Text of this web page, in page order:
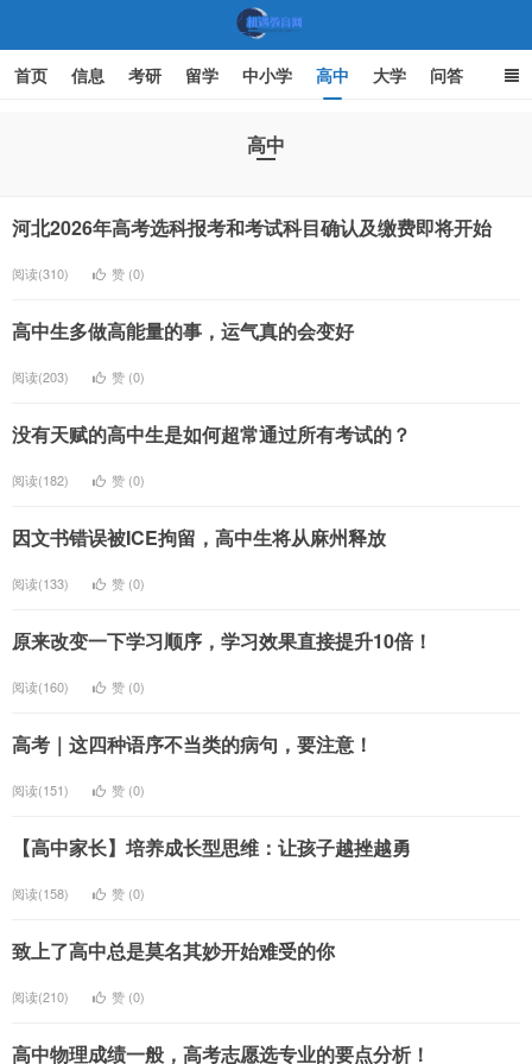
首页 信息 考研 留学 中小学 高中 大学 问答
高中
河北2026年高考选科报考和考试科目确认及缴费即将开始
阅读(310) 赞 (0)
高中生多做高能量的事，运气真的会变好
阅读(203) 赞 (0)
没有天赋的高中生是如何超常通过所有考试的？
阅读(182) 赞 (0)
因文书错误被ICE拘留，高中生将从麻州释放
阅读(133) 赞 (0)
原来改变一下学习顺序，学习效果直接提升10倍！
阅读(160) 赞 (0)
高考｜这四种语序不当类的病句，要注意！
阅读(151) 赞 (0)
【高中家长】培养成长型思维：让孩子越挫越勇
阅读(158) 赞 (0)
致上了高中总是莫名其妙开始难受的你
阅读(210) 赞 (0)
高中物理成绩一般，高考志愿选专业的要点分析！